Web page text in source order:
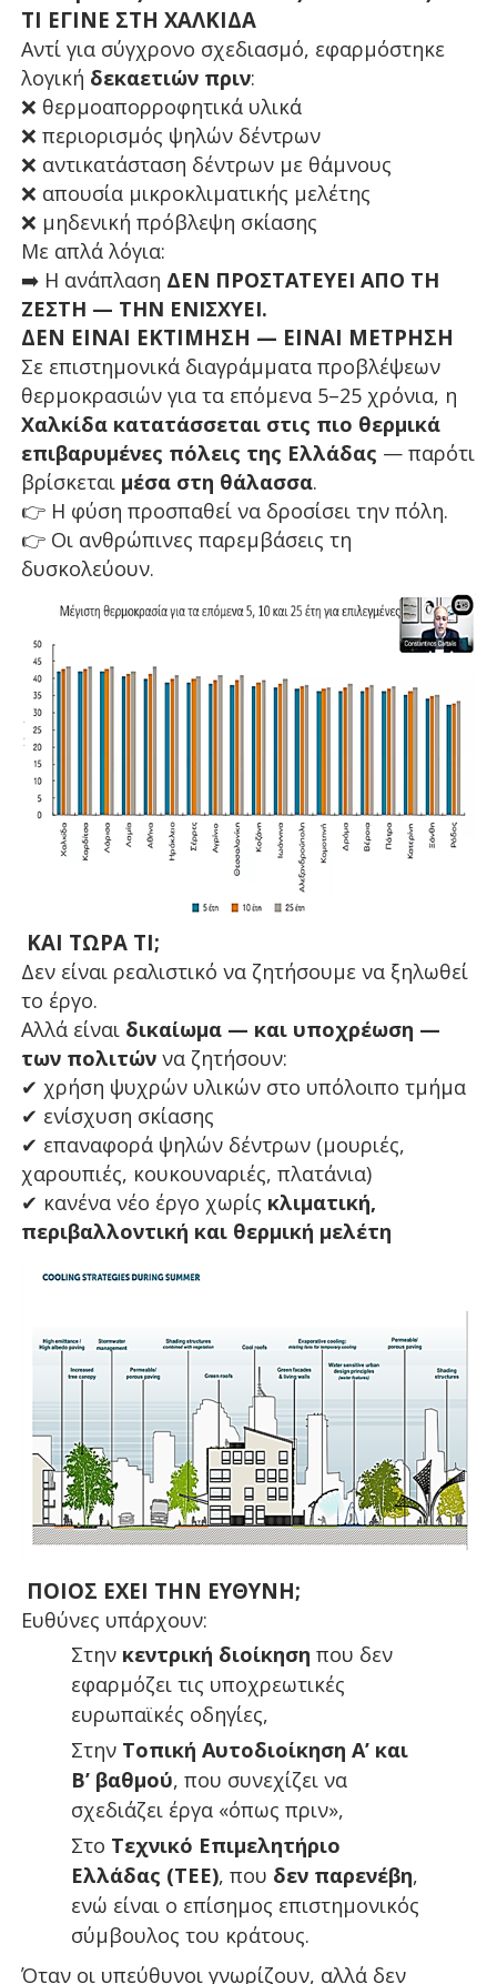
ΤΙ ΕΓΙΝΕ ΣΤΗ ΧΑΛΚΙΔΑ
Αντί για σύγχρονο σχεδιασμό, εφαρμόστηκε
λογική δεκαετιών πριν:
❌ θερμοαπορροφητικά υλικά
❌ περιορισμός ψηλών δέντρων
❌ αντικατάσταση δέντρων με θάμνους
❌ απουσία μικροκλιματικής μελέτης
❌ μηδενική πρόβλεψη σκίασης
Με απλά λόγια:
➡️Η ανάπλαση ΔΕΝ ΠΡΟΣΤΑΤΕΥΕΙ ΑΠΟ ΤΗ
ΖΕΣΤΗ — ΤΗΝ ΕΝΙΣΧΥΕΙ.
ΔΕΝ ΕΙΝΑΙ ΕΚΤΙΜΗΣΗ — ΕΙΝΑΙ ΜΕΤΡΗΣΗ
Σε επιστημονικά διαγράμματα προβλέψεων
θερμοκρασιών για τα επόμενα 5–25 χρόνια, η
Χαλκίδα κατατάσσεται στις πιο θερμικά
επιβαρυμένες πόλεις της Ελλάδας — παρότι
βρίσκεται μέσα στη θάλασσα.
👉Η φύση προσπαθεί να δροσίσει την πόλη.
👉Οι ανθρώπινες παρεμβάσεις τη
δυσκολεύουν.
ΚΑΙ ΤΩΡΑ ΤΙ;
Δεν είναι ρεαλιστικό να ζητήσουμε να ξηλωθεί
το έργο.
Αλλά είναι δικαίωμα — και υποχρέωση —
των πολιτώννα ζητήσουν:
✔ χρήση ψυχρών υλικών στο υπόλοιπο τμήμα
✔ ενίσχυση σκίασης
✔ επαναφορά ψηλών δέντρων (μουριές,
χαρουπιές, κουκουναριές, πλατάνια)
✔ κανένα νέο έργο χωρίς κλιματική,
περιβαλλοντική και θερμική μελέτη
ΠΟΙΟΣ ΕΧΕΙ ΤΗΝ ΕΥΘΥΝΗ;
Ευθύνες υπάρχουν:
Στην κεντρική διοίκηση που δεν
εφαρμόζει τις υποχρεωτικές
ευρωπαϊκές οδηγίες,
Στην Τοπική Αυτοδιοίκηση Α’ και
Β’ βαθμού, που συνεχίζει να
σχεδιάζει έργα «όπως πριν»,
Στο Τεχνικό Επιμελητήριο
Ελλάδας (ΤΕΕ), που δεν παρενέβη,
ενώ είναι ο επίσημος επιστημονικός
σύμβουλος του κράτους.
Όταν οι υπεύθυνοι γνωρίζουν, αλλά δεν